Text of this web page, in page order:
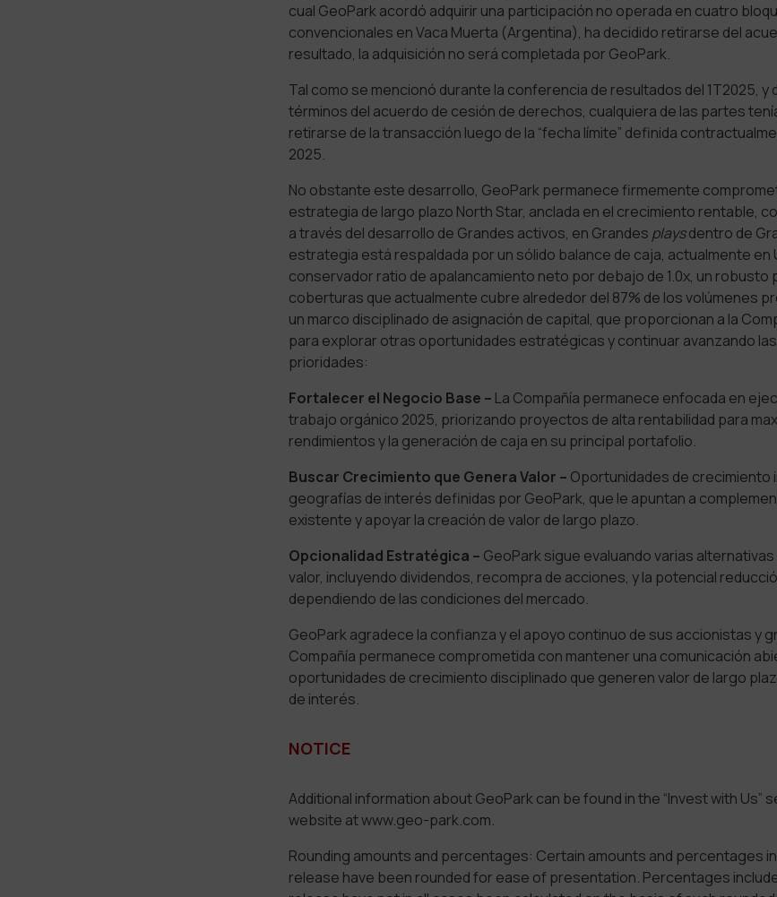
cual GeoPark acordó adquirir una participación no operada en cuatro
convencionales en Vaca Muerta (Argentina), ha decidido retirarse del
resultado, la adquisición no será completada por GeoPark.
Tal como se mencionó durante la conferencia de resultados del 1T2025, y
términos del acuerdo de cesión de derechos, cualquiera de las partes
retirarse de la transacción luego de la “fecha límite” definida
2025.
No obstante este desarrollo, GeoPark permanece firmemente
estrategia de largo plazo North Star, anclada en el crecimiento rentable,
a través del desarrollo de Grandes activos, en Grandes playsdentro de
estrategia está respaldada por un sólido balance de caja, actualmente en
conservador ratio de apalancamiento neto por debajo de 1.0x, un robusto
coberturas que actualmente cubre alrededor del 87% de los volúmenes
un marco disciplinado de asignación de capital, que proporcionan a la
para explorar otras oportunidades estratégicas y continuar avanzando
prioridades:
Fortalecer el Negocio Base – La Compañía permanece enfocada en
trabajo orgánico 2025, priorizando proyectos de alta rentabilidad para
rendimientos y la generación de caja en su principal portafolio.
Buscar Crecimiento que Genera Valor – Oportunidades de crecimiento
geografías de interés definidas por GeoPark, que le apuntan a
existente y apoyar la creación de valor de largo plazo.
Opcionalidad Estratégica – GeoPark sigue evaluando varias
valor, incluyendo dividendos, recompra de acciones, y la potencial
dependiendo de las condiciones del mercado.
GeoPark agradece la confianza y el apoyo continuo de sus accionistas y
Compañía permanece comprometida con mantener una comunicación
oportunidades de crecimiento disciplinado que generen valor de largo
de interés.
NOTICE
Additional information about GeoPark can be found in the “Invest with Us”
website at www.geo-park.com.
Rounding amounts and percentages: Certain amounts and percentages
release have been rounded for ease of presentation. Percentages